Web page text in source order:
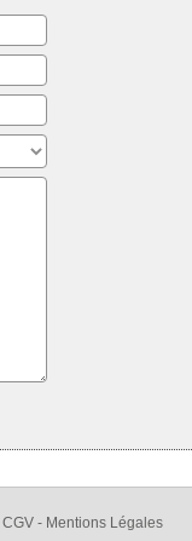
CGV - Mentions Légales